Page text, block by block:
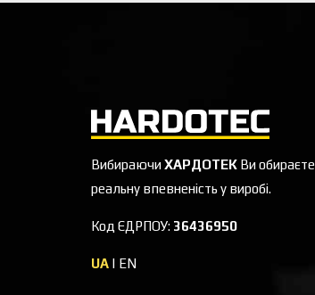
Вибираючи ХАРДОТЕК Ви обираєте
реальну впевненість у виробі.
Код ЄДРПОУ: 36436950
UA | EN